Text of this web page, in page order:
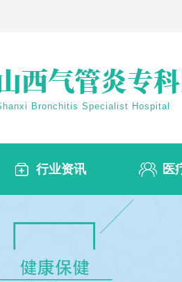
Bronchitis Specialist Hospital
行业资讯 医